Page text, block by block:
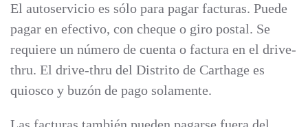
El autoservicio es sólo para pagar facturas. Puede
pagar en efectivo, con cheque o giro postal. Se
requiere un número de cuenta o factura en el drive-
thru. El drive-thru del Distrito de Carthage es
quiosco y buzón de pago solamente.